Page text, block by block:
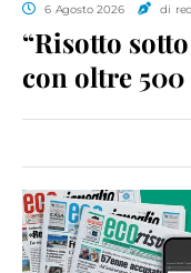
6 Agosto 2026 di
“Risotto
con oltre